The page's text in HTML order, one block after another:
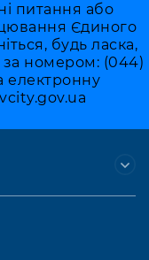
питання або
Єдиного
будь ласка,
за номером: (044)
електронну